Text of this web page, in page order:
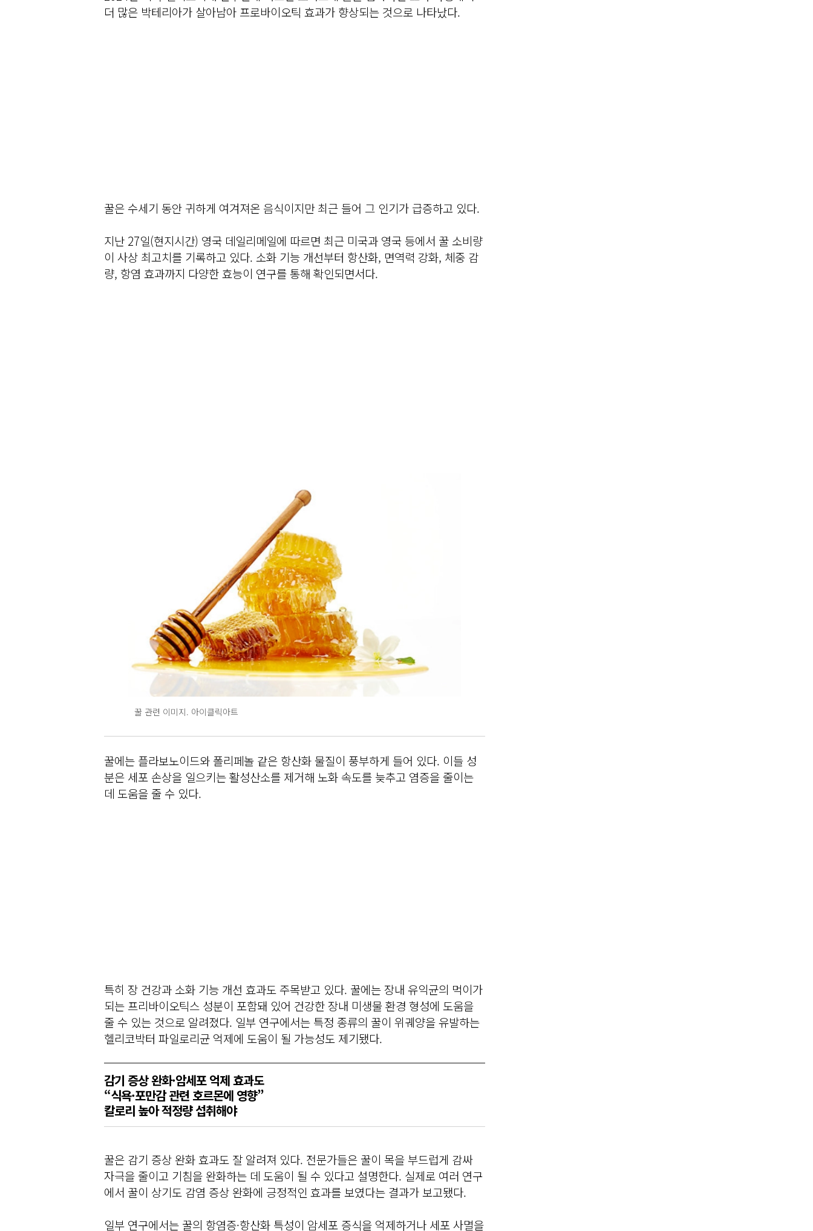
더 많은 박테리아가 살아남아 프로바이오틱 효과가 향상되는 것으로 나타났다.
꿀은 수세기 동안 귀하게 여겨져온 음식이지만 최근 들어 그 인기가 급증하고 있다.
지난 27일(현지시간) 영국 데일리메일에 따르면 최근 미국과 영국 등에서 꿀 소비량
이 사상 최고치를 기록하고 있다. 소화 기능 개선부터 항산화, 면역력 강화, 체중 감
량, 항염 효과까지 다양한 효능이 연구를 통해 확인되면서다.
꿀 관련 이미지. 아이클릭아트
꿀에는 플라보노이드와 폴리페놀 같은 항산화 물질이 풍부하게 들어 있다. 이들 성
분은 세포 손상을 일으키는 활성산소를 제거해 노화 속도를 늦추고 염증을 줄이는
데 도움을 줄 수 있다.
특히 장 건강과 소화 기능 개선 효과도 주목받고 있다. 꿀에는 장내 유익균의 먹이가
되는 프리바이오틱스 성분이 포함돼 있어 건강한 장내 미생물 환경 형성에 도움을
줄 수 있는 것으로 알려졌다. 일부 연구에서는 특정 종류의 꿀이 위궤양을 유발하는
헬리코박터 파일로리균 억제에 도움이 될 가능성도 제기됐다.
감기 증상 완화·암세포 억제 효과도
“식욕·포만감 관련 호르몬에 영향”
칼로리 높아 적정량 섭취해야
꿀은 감기 증상 완화 효과도 잘 알려져 있다. 전문가들은 꿀이 목을 부드럽게 감싸
자극을 줄이고 기침을 완화하는 데 도움이 될 수 있다고 설명한다. 실제로 여러 연구
에서 꿀이 상기도 감염 증상 완화에 긍정적인 효과를 보였다는 결과가 보고됐다.
일부 연구에서는 꿀의 항염증·항산화 특성이 암세포 증식을 억제하거나 세포 사멸을